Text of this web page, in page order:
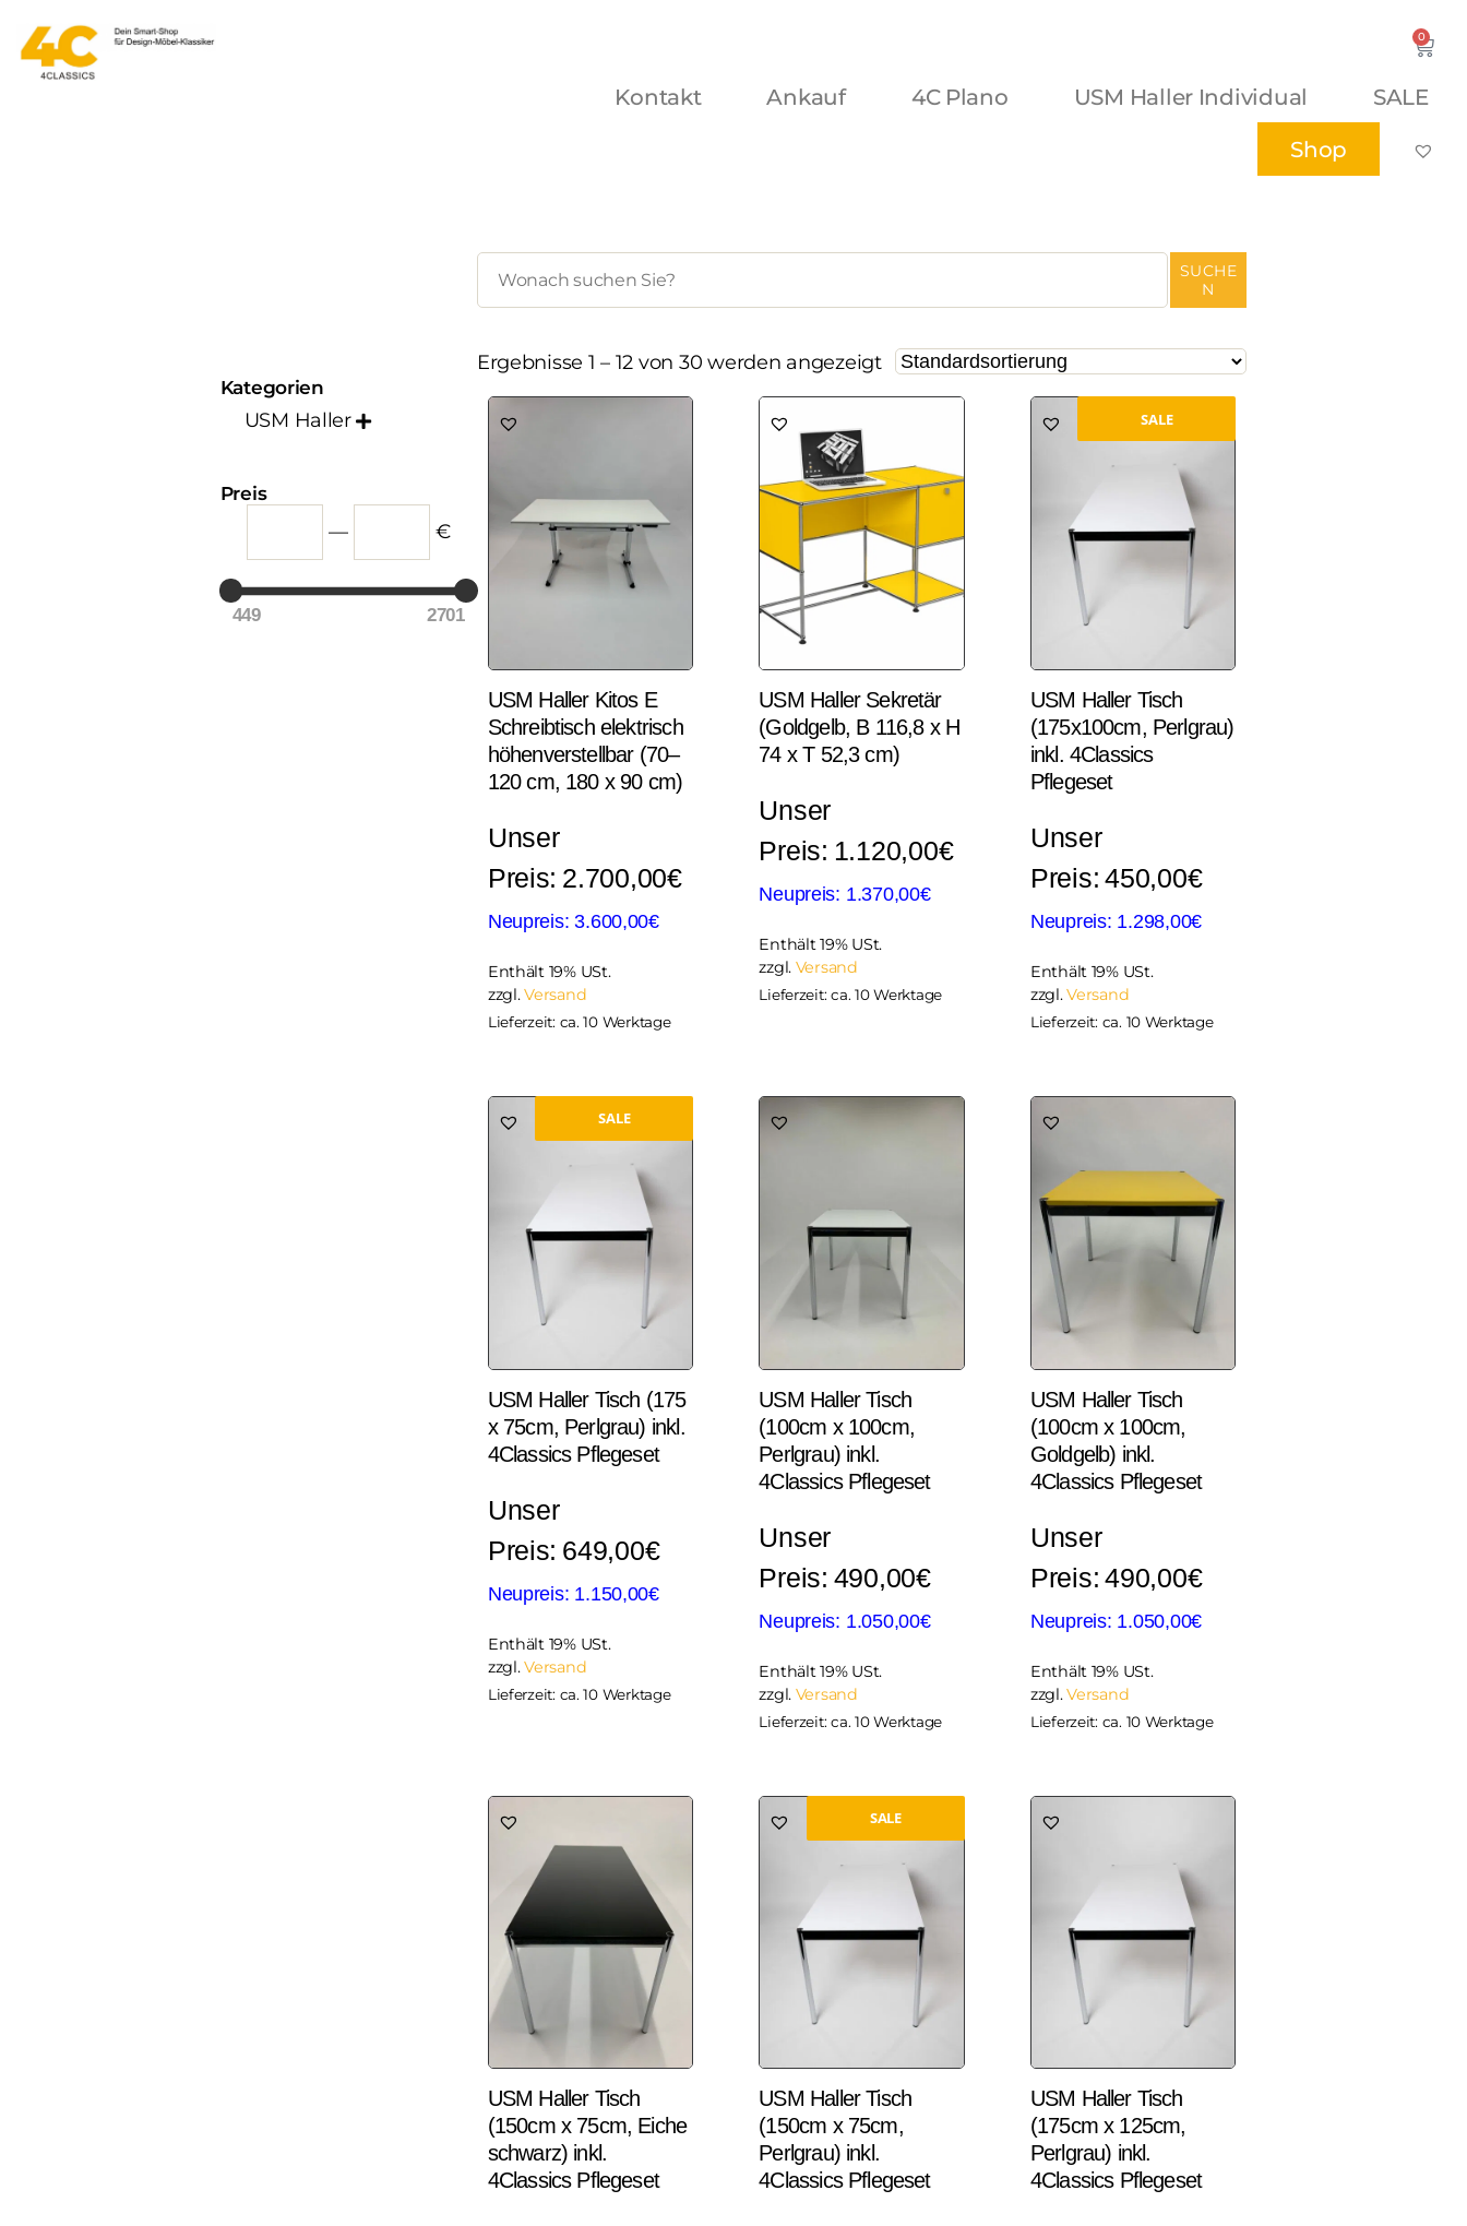
0
Kontakt Ankauf 4C Plano USM Haller Individual
SALE
Shop
Kategorien
USM Haller 
Preis
— €
449 2701
SUCHE
N
Ergebnisse 1 – 12 von 30 werden angezeigt
USM Haller Kitos E
Schreibtisch elektrisch
höhenverstellbar (70–
120 cm, 180 x 90 cm)
2.700,00€
3.600,00€
Enthält 19% USt.
zzgl.Versand
Lieferzeit: ca. 10 Werktage
USM Haller Sekretär
(Goldgelb, B 116,8 x H
74 x T 52,3 cm)
1.120,00€
1.370,00€
Enthält 19% USt.
zzgl. Versand
Lieferzeit: ca. 10 Werktage
SALE
USM Haller Tisch
(175x100cm, Perlgrau)
inkl. 4Classics
Pflegeset
450,00€
1.298,00€
Enthält 19% USt.
zzgl.Versand
Lieferzeit: ca. 10 Werktage
SALE
USM Haller Tisch (175
x 75cm, Perlgrau) inkl.
4Classics Pflegeset
649,00€
1.150,00€
Enthält 19% USt.
zzgl.Versand
Lieferzeit: ca. 10 Werktage
USM Haller Tisch
(100cm x 100cm,
Perlgrau) inkl.
4Classics Pflegeset
490,00€
1.050,00€
Enthält 19% USt.
zzgl. Versand
Lieferzeit: ca. 10 Werktage
USM Haller Tisch
(100cm x 100cm,
Goldgelb) inkl.
4Classics Pflegeset
490,00€
1.050,00€
Enthält 19% USt.
zzgl.Versand
Lieferzeit: ca. 10 Werktage
USM Haller Tisch
(150cm x 75cm, Eiche
schwarz) inkl.
4Classics Pflegeset
SALE
USM Haller Tisch
(150cm x 75cm,
Perlgrau) inkl.
4Classics Pflegeset
USM Haller Tisch
(175cm x 125cm,
Perlgrau) inkl.
4Classics Pflegeset